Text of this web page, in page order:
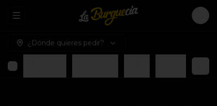
Abrir menu de navegación
¿Dónde quieres pedir?
Hamburguesas